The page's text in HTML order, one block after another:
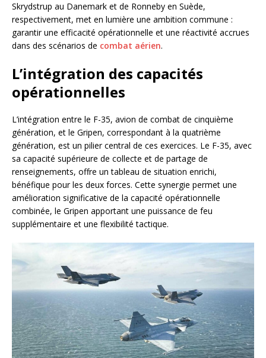
Skrydstrup au Danemark et de Ronneby en Suède,
respectivement, met en lumière une ambition commune :
garantir une efficacité opérationnelle et une réactivité accrues
dans des scénarios de combat aérien.
L’intégration des capacités
opérationnelles
L’intégration entre le F-35, avion de combat de cinquième
génération, et le Gripen, correspondant à la quatrième
génération, est un pilier central de ces exercices. Le F-35, avec
sa capacité supérieure de collecte et de partage de
renseignements, offre un tableau de situation enrichi,
bénéfique pour les deux forces. Cette synergie permet une
amélioration significative de la capacité opérationnelle
combinée, le Gripen apportant une puissance de feu
supplémentaire et une flexibilité tactique.